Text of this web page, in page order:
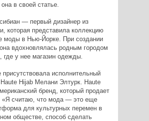
в своей статье.
— первый дизайнер из
которая представила коллекцию
моды в Нью-Йорке. При создании
вдохновлялась родным городом
где у нее магазин одежды.
присутствовала исполнительный
Haute Hijab Мелани Элтурк. Haute
бренд, который продает
«Я считаю, что мода — это еще
для культурных перемен в
обществе, способ сделать